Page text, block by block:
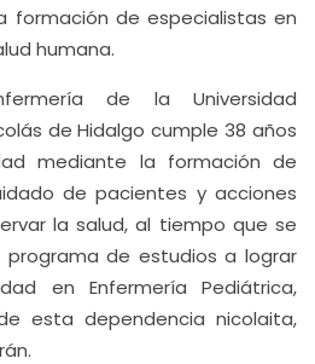
formación de especialistas en
humana.
de la Universidad
de Hidalgo cumple 38 años
mediante la formación de
de pacientes y acciones
la salud, al tiempo que se
de estudios a lograr
en Enfermería Pediátrica,
esta dependencia nicolaita,